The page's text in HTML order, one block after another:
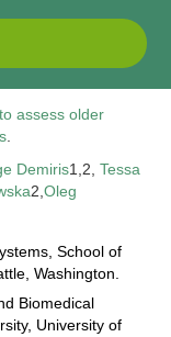
assess older
Demiris1,2,Tessa
2,Oleg
School of
Washington.
Biomedical
University of